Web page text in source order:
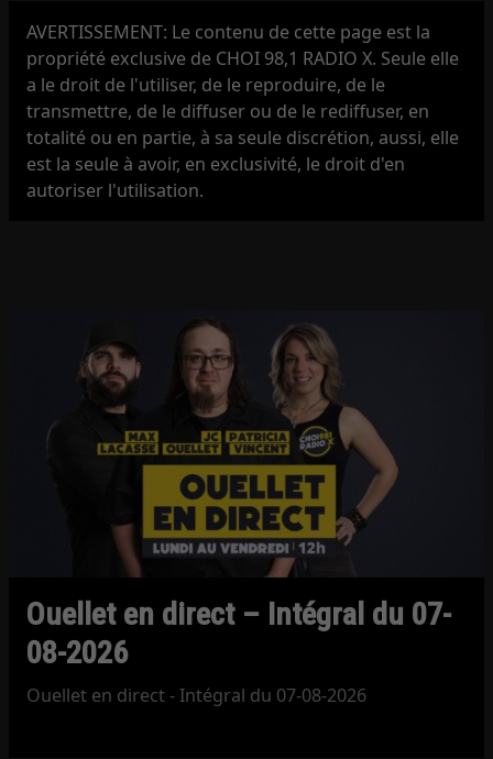
AVERTISSEMENT: Le contenu de cette page est la
propriété exclusive de CHOI 98,1 RADIO X. Seule elle
a le droit de l'utiliser, de le reproduire, de le
transmettre, de le diffuser ou de le rediffuser, en
totalité ou en partie, à sa seule discrétion, aussi, elle
est la seule à avoir, en exclusivité, le droit d'en
autoriser l'utilisation.
Ouellet en direct – Intégral du 07-
08-2026
Ouellet en direct - Intégral du 07-08-2026